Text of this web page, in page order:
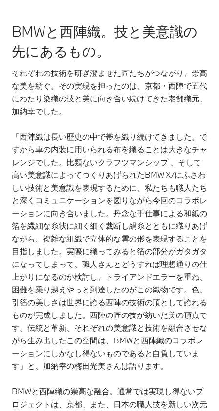
BMWと西陣織。技と美意識の
先にあるもの。
それぞれの技術を研ぎ澄ませた匠たちがつながり、崇高
な美を紡ぐ。その実現を担ったのは、京都・西陣で五代
にわたり染織の技と美に向き合い続けてきた老舗織元、
加納幸でした。
「西陣織は長い歴史の中で帯を織り続けてきました。で
すから車の内装に用いられる布を織ることは大きなチャ
レンジでした。比類ないクラフツマンシップ 、そして
高い美意識によってつくりあげられたBMW X7にふさわ
しい技術と美意識を表現するために、私たちも職人たち
と深くコミュニケーションを図りながら今回のコラボレ
ーションに向き合いました。丹念な手仕事による和紙の
箔を繊細な糸状に細く細く裁断し絹糸とともに織りあげ
ながら、複雑な組織で立体的な雲の形を表現することを
目指しました。実際に織ってみると箔の部分がガタガタ
になってしまって、職人さんとどうすれば理想通りの仕
上がりになるのか検討し、トライアンドエラーを重ね、
困難を乗り越えやっと到達したのがこの織物です。色、
引箔の美しさは世界に誇る西陣の技術の頂として誇れる
ものが完成しました。西陣の匠の技が紡いだ美の頂点で
す。伝統と革新、それぞれの美意識と技術を融合させな
がら生み出したこの空間は、BMWと西陣織のコラボレ
ーションにしかなし得ないものであると自負していま
す」と、加納幸の梅田光美さんは語ります。
BMWと西陣織の崇高な融合。通常では実現し得ないプ
ロジェクトは、京都、また、日本の職人技を新しい次元